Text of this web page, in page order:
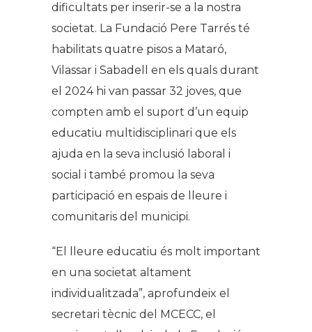
dificultats per inserir-se a la nostra
societat. La Fundació Pere Tarrés té
habilitats quatre pisos a Mataró,
Vilassar i Sabadell en els quals durant
el 2024 hi van passar 32 joves, que
compten amb el suport d’un equip
educatiu multidisciplinari que els
ajuda en la seva inclusió laboral i
social i també promou la seva
participació en espais de lleure i
comunitaris del municipi.
“El lleure educatiu és molt important
en una societat altament
individualitzada”, aprofundeix el
secretari tècnic del MCECC, el